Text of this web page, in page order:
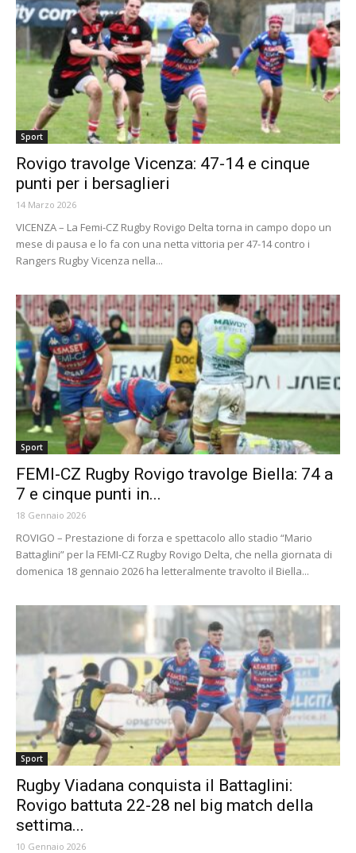
Sport
Rovigo travolge Vicenza: 47-14 e cinque
punti per i bersaglieri
14 Marzo 2026
VICENZA – La Femi-CZ Rugby Rovigo Delta torna in campo dopo un
mese di pausa e lo fa con una netta vittoria per 47-14 contro i
Rangers Rugby Vicenza nella...
Sport
FEMI-CZ Rugby Rovigo travolge Biella: 74 a
7 e cinque punti in...
18 Gennaio 2026
ROVIGO – Prestazione di forza e spettacolo allo stadio “Mario
Battaglini” per la FEMI-CZ Rugby Rovigo Delta, che nella giornata di
domenica 18 gennaio 2026 ha letteralmente travolto il Biella...
Sport
Rugby Viadana conquista il Battaglini:
Rovigo battuta 22-28 nel big match della
settima...
10 Gennaio 2026